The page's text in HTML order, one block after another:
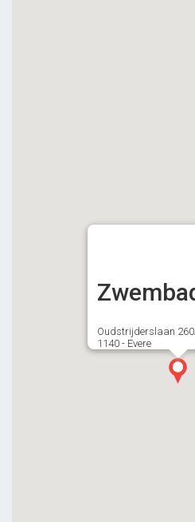
Oudstrijderslaan
1140 - Evere